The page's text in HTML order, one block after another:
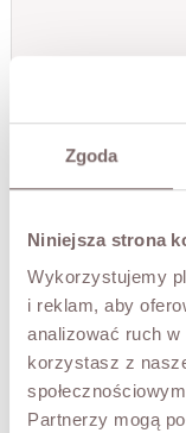
Zgoda
Niniejsza strona
Wykorzystujemy
i reklam, aby
analizować ruch
korzystasz z
Partnerzy mogą
An
mesh
lightweight
perfect
outfits.
the silhouette.
accentuates its
ensures
looks beautiful
incredibly
Delicate trims
lend elegance
everyday wear